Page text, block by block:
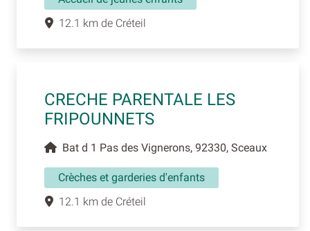
12.1 km de Créteil
CRECHE PARENTALE LES
FRIPOUNNETS
Bat d 1 Pas des Vignerons, 92330, Sceaux
Crèches et garderies d'enfants
12.1 km de Créteil